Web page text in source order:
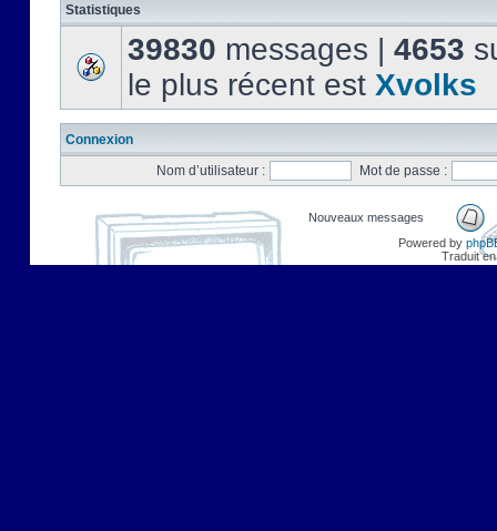
Statistiques
39830 messages | 4653
le plus récent est Xvolks
Connexion
Nom d’utilisateur :
Mot de passe :
Nouveaux messages
Powered by
Traduit